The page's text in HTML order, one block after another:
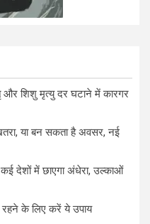
और शिशु मृत्यु दर घटाने में कारगर
या बन सकता है अवसर, नई
देशों में छाएगा अंधेरा, उल्काओं
रहने के लिए करें ये उपाय